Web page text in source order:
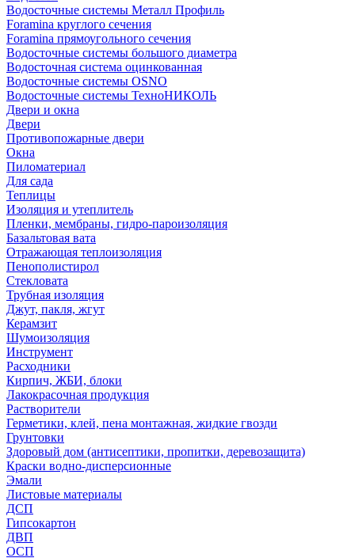
Водосточные системы Металл Профиль
Foramina круглого сечения
Foramina прямоугольного сечения
Водосточные системы большого диаметра
Водосточная система оцинкованная
Водосточные системы OSNO
Водосточные системы ТехноНИКОЛЬ
Двери и окна
Двери
Противопожарные двери
Окна
Пиломатериал
Для сада
Теплицы
Изоляция и утеплитель
Пленки, мембраны, гидро-пароизоляция
Базальтовая вата
Отражающая теплоизоляция
Пенополистирол
Стекловата
Трубная изоляция
Джут, пакля, жгут
Керамзит
Шумоизоляция
Инструмент
Расходники
Кирпич, ЖБИ, блоки
Лакокрасочная продукция
Растворители
Герметики, клей, пена монтажная, жидкие гвозди
Грунтовки
Здоровый дом (антисептики, пропитки, деревозащита)
Краски водно-дисперсионные
Эмали
Листовые материалы
ДСП
Гипсокартон
ДВП
ОСП